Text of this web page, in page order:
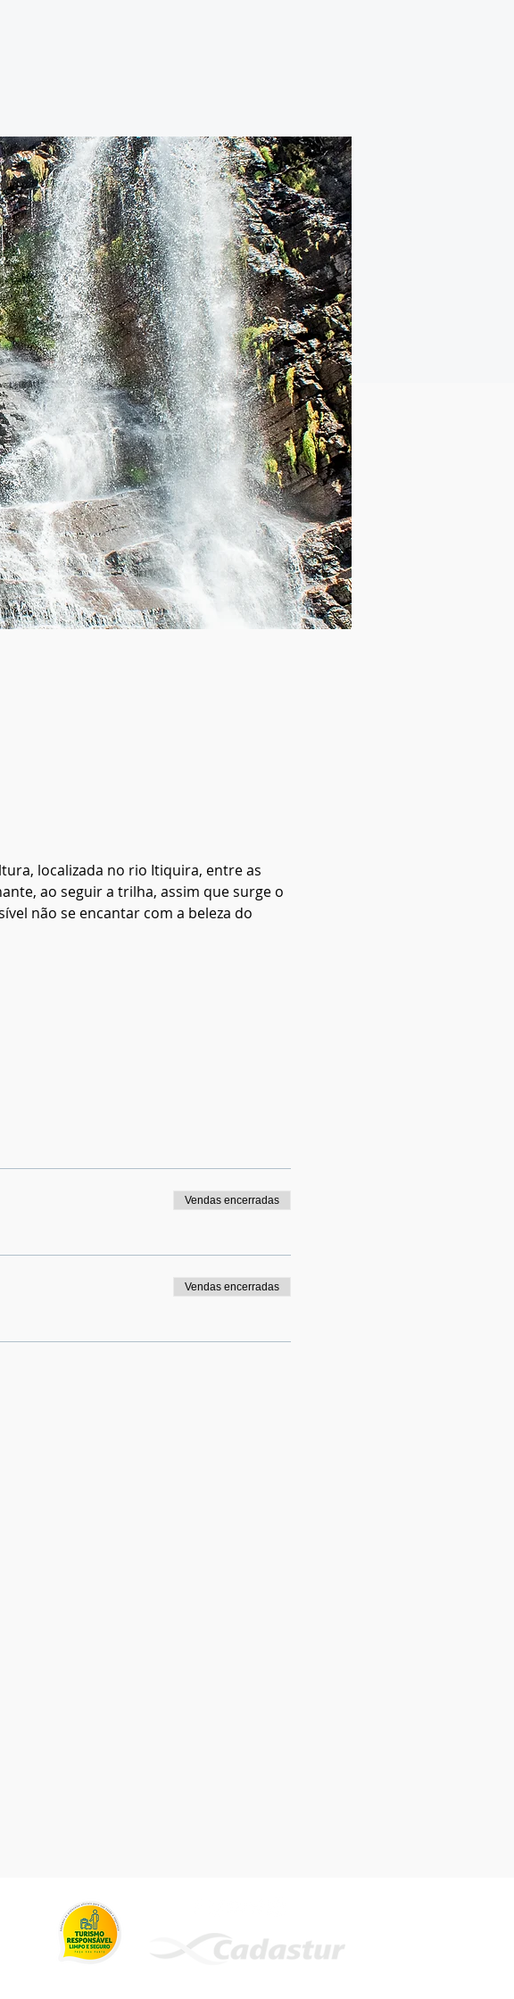
localizada no rio Itiquira, entre as
ao seguir a trilha, assim que surge o
não se encantar com a beleza do
Vendas encerradas
Vendas encerradas